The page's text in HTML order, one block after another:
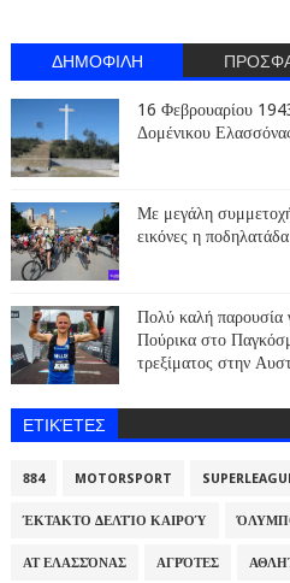
ΔΗΜΟΦΙΛΗ
16 Φεβρουαρίου
Δομένικου
Με μεγάλη
εικόνες η
Πολύ καλή παρουσία
Πούρικα στο
τρεξίματος στην
ΕΤΙΚΈΤΕΣ
884 MOTORSPORT
ΈΚΤΑΚΤΟ ΔΕΛΤΊΟ ΚΑΙΡΟΎ
ΑΤ ΕΛΑΣΣΌΝΑΣ ΑΓΡΌΤΕΣ